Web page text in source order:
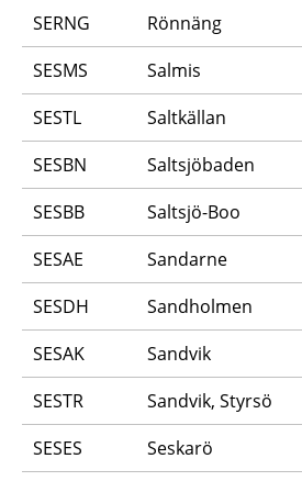
SERNG
Rönnäng
SESMS
Salmis
SESTL
Saltkällan
SESBN
Saltsjöbaden
SESBB
Saltsjö-Boo
SESAE
Sandarne
SESDH
Sandholmen
SESAK
Sandvik
SESTR
Sandvik, Styrsö
SESES
Seskarö